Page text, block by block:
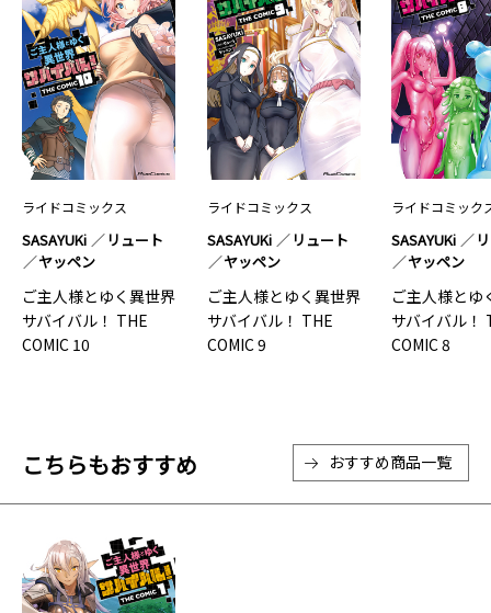
ライドコミックス
SASAYUKi
リュート
ヤッペン
ご主人様とゆく異世界
サバイバル！ THE
COMIC 10
ライドコミックス
SASAYUKi
リュート
ヤッペン
ご主人様とゆく異世界
サバイバル！ THE
COMIC 9
ライドコミック
SASAYUKi
ヤッペン
ご主人様とゆ
サバイバル！
COMIC 8
こちらもおすすめ おすすめ商品一覧